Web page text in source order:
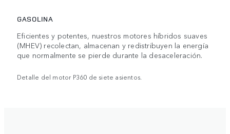
GASOLINA
Eficientes y potentes, nuestros motores híbridos suaves
(MHEV) recolectan, almacenan y redistribuyen la energía
que normalmente se pierde durante la desaceleración.
Detalle del motor P360 de siete asientos.